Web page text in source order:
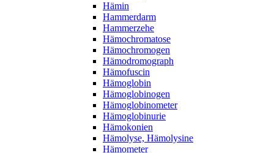
Hämin
Hammerdarm
Hammerzehe
Hämochromatose
Hämochromogen
Hämodromograph
Hämofuscin
Hämoglobin
Hämoglobinogen
Hämoglobinometer
Hämoglobinurie
Hämokonien
Hämolyse, Hämolysine
Hämometer